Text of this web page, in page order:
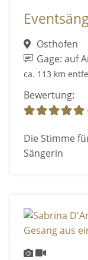
Osthofen
Gage: auf
ca. 113 km
Bewertung:
Die Stimme
Sängerin